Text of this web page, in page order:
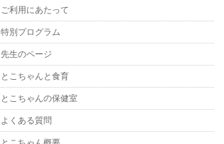
ご利用にあたって
特別プログラム
先生のページ
とこちゃんと食育
とこちゃんの保健室
よくある質問